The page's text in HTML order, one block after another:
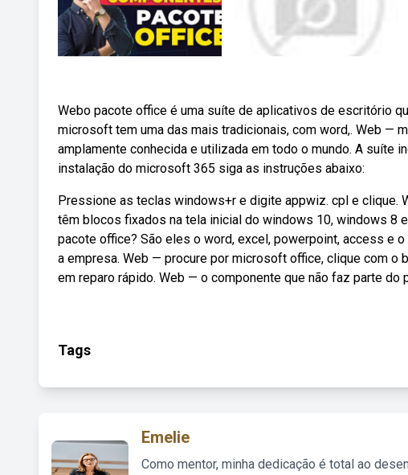
Webo pacote office é uma suíte de aplicativos de escritório
microsoft tem uma das mais tradicionais, com word,. Web —
amplamente conhecida e utilizada em todo o mundo. A suíte
instalação do microsoft 365 siga as instruções abaixo:
Pressione as teclas windows+r e digite appwiz. cpl e clique.
têm blocos fixados na tela inicial do windows 10, windows 8
pacote office? São eles o word, excel, powerpoint, access e
a empresa. Web — procure por microsoft office, clique com
em reparo rápido. Web — o componente que não faz parte do
Tags
Emelie
Como mentor, minha dedicação é total ao